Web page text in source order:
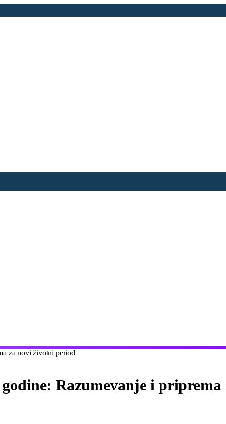
za novi životni period
Razumevanje i priprema